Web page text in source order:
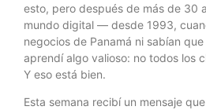
esto, pero después de más de 30
mundo digital — desde 1993,
negocios de Panamá ni sabían
aprendí algo valioso: no todos los
Y eso está bien.
Esta semana recibí un mensaje